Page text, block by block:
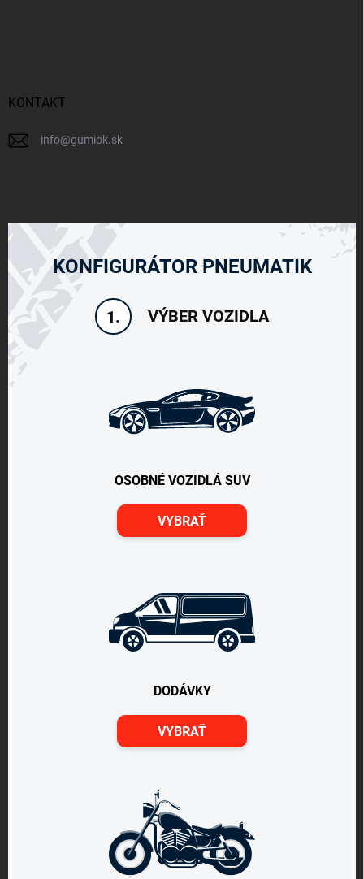
KONTAKT
info@gumiok.sk
KONFIGURÁTOR PNEUMATIK
1. VÝBER VOZIDLA
OSOBNÉ VOZIDLÁ SUV
VYBRAŤ
DODÁVKY
VYBRAŤ